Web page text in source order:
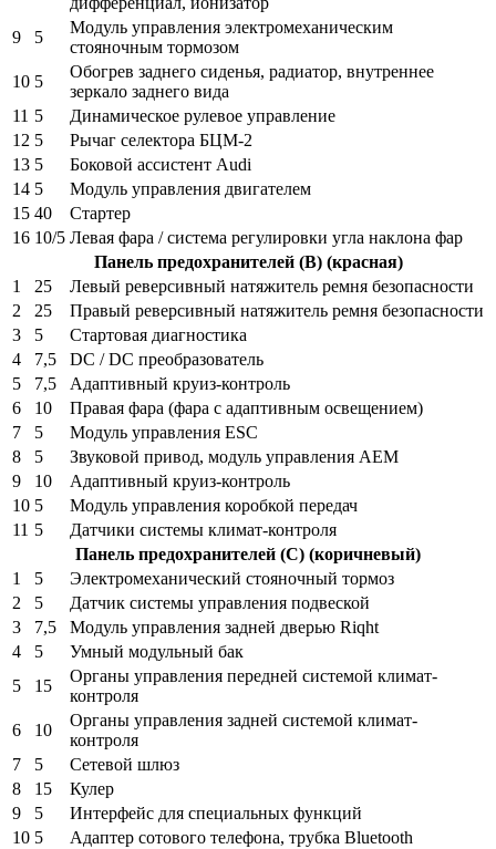
9
5
Модуль управления электромеханическим
стояночным тормозом
10 5
Обогрев заднего сиденья, радиатор, внутреннее
зеркало заднего вида
11 5
Динамическое рулевое управление
12 5
Рычаг селектора БЦМ-2
13 5
Боковой ассистент Audi
14 5
Модуль управления двигателем
15 40
Стартер
16 10/5 Левая фара / система регулировки угла наклона фар
Панель предохранителей (B) (красная)
1
25
Левый реверсивный натяжитель ремня безопасности
2
25
Правый реверсивный натяжитель ремня безопасности
3
5
Стартовая диагностика
4
7,5
DC / DC преобразователь
5
7,5
Адаптивный круиз-контроль
6
10
Правая фара (фара с адаптивным освещением)
7
5
Модуль управления ESC
8
5
Звуковой привод, модуль управления AEM
9
10
Адаптивный круиз-контроль
10 5
Модуль управления коробкой передач
11 5
Датчики системы климат-контроля
Панель предохранителей (C) (коричневый)
1
5
Электромеханический стояночный тормоз
2
5
Датчик системы управления подвеской
3
7,5
Модуль управления задней дверью Riqht
4
5
Умный модульный бак
5
15
Органы управления передней системой климат-
контроля
6
10
Органы управления задней системой климат-
контроля
7
5
Сетевой шлюз
8
15
Кулер
9
5
Интерфейс для специальных функций
10 5
Адаптер сотового телефона, трубка Bluetooth